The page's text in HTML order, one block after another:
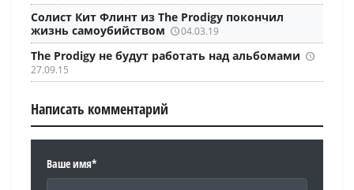
Солист Кит Флинт из The Prodigy покончил
жизнь самоубийством
04.03.19
The Prodigy не будут работать над альбомами
27.09.15
Написать комментарий
Ваше имя*